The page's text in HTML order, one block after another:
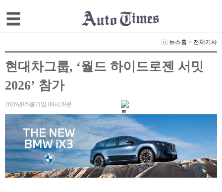
뉴스홈 > 전체기사
현대차그룹, ‘월드 하이드로젠 서밋
2026’ 참가
2026년05월21일 08시39분